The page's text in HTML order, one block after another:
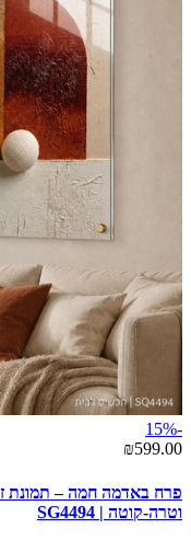
-15%
₪599.00
פרח באדמה חמה – תמונת
וטרה-קוטה | SG4494